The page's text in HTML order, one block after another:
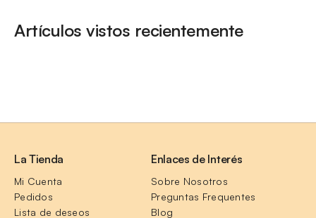
Artículos vistos recientemente
La Tienda
Mi Cuenta
Pedidos
Lista de deseos
Enlaces de Interés
Sobre Nosotros
Preguntas Frequentes
Blog